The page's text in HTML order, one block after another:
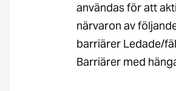
användas för att
närvaron av
barriärer Ledade/
Barriärer med